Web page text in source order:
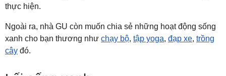
thực hiện.
Ngoài ra, nhà GU còn muốn chia sẻ những hoạt động sống
xanh cho bạn thương như chạy bộ, tập yoga, đạp xe, trồng
cây đó.